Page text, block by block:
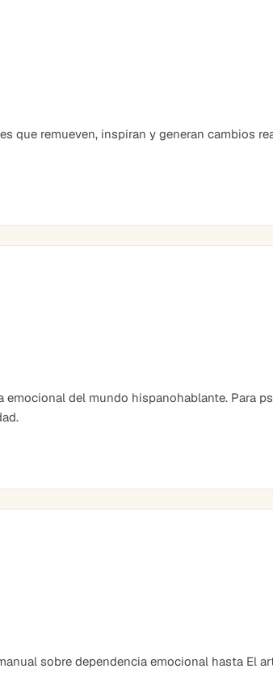
que remueven, inspiran y generan cambios
del mundo hispanohablante. Para
sobre dependencia emocional hasta El